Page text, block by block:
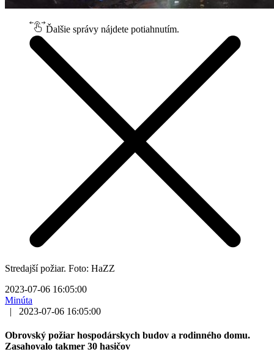
Ďalšie správy nájdete potiahnutím.
Stredajší požiar. Foto: HaZZ
2023-07-06 16:05:00
Minúta
|
2023-07-06 16:05:00
Obrovský požiar hospodárskych budov a rodinného domu.
Zasahovalo takmer 30 hasičov